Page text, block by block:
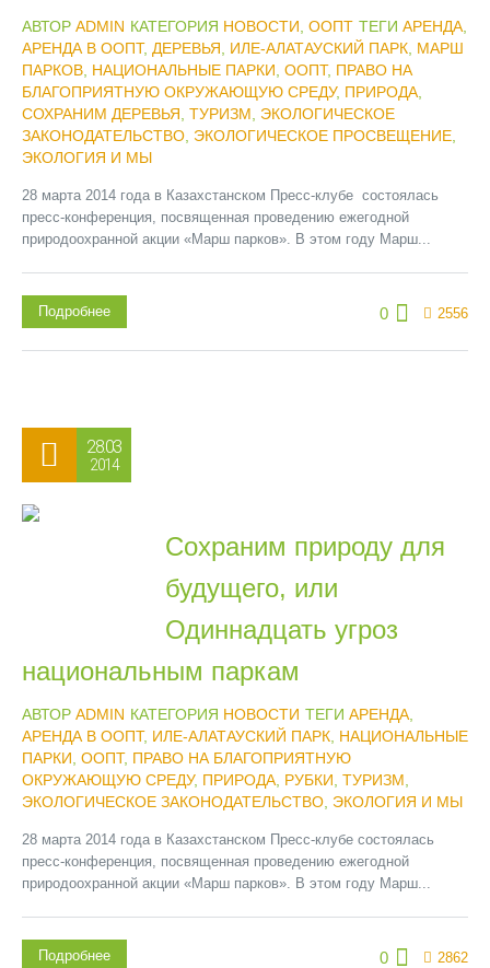
АВТОР ADMIN КАТЕГОРИЯ НОВОСТИ ООПТ ТЕГИ АРЕНДА
АРЕНДА В ООПТ, ДЕРЕВЬЯ ИЛЕ-АЛАТАУСКИЙ ПАРК МАРШ
ПАРКОВ НАЦИОНАЛЬНЫЕ ПАРКИ ООПТ, ПРАВО НА
БЛАГОПРИЯТНУЮ ОКРУЖАЮЩУЮ СРЕДУ, ПРИРОДА
СОХРАНИМ ДЕРЕВЬЯ ТУРИЗМ
ЭКОЛОГИЧЕСКОЕ
ЗАКОНОДАТЕЛЬСТВО ЭКОЛОГИЧЕСКОЕ ПРОСВЕЩЕНИЕ
ЭКОЛОГИЯ И МЫ
28 марта 2014 года в Казахстанском Пресс-клубе состоялась
пресс-конференция, посвященная проведению ежегодной
природоохранной акции «Марш парков». В этом году Марш...
0 2556
Подробнее
28.03
2014
Сохраним природу для
будущего, или
Одиннадцать угроз
национальным паркам
АВТОР ADMIN КАТЕГОРИЯ НОВОСТИ ТЕГИ АРЕНДА
АРЕНДА В ООПТ, ИЛЕ-АЛАТАУСКИЙ ПАРК НАЦИОНАЛЬНЫЕ
ПАРКИ ООПТ, ПРАВО НА БЛАГОПРИЯТНУЮ
ОКРУЖАЮЩУЮ СРЕДУ, ПРИРОДА РУБКИ ТУРИЗМ
ЭКОЛОГИЧЕСКОЕ ЗАКОНОДАТЕЛЬСТВО ЭКОЛОГИЯ И МЫ
28 марта 2014 года в Казахстанском Пресс-клубе состоялась
пресс-конференция, посвященная проведению ежегодной
природоохранной акции «Марш парков». В этом году Марш...
0 2862
Подробнее